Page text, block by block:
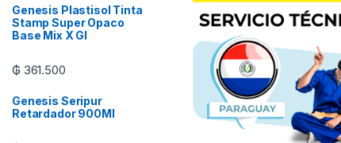
Genesis Plastisol Tinta
Stamp Super Opaco
Base Mix X Gl
₲ 361.500
Genesis Seripur
Retardador 900Ml